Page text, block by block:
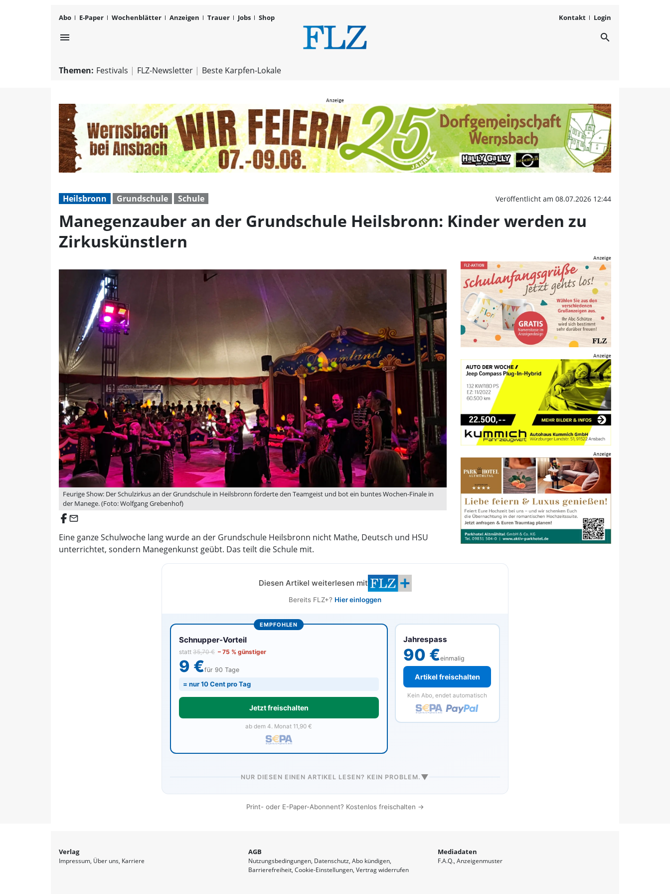
Abo E-Paper Wochenblätter Anzeigen Trauer Jobs Shop Kontakt Login
menu Manegenzauber an der search
Themen: Festivals FLZ-Newsletter Beste Karpfen-Lokale
Heilsbronn Grundschule Schule Veröffentlicht am 08.07.2026 12:44
Manegenzauber an der Grundschule Heilsbronn: Kinder werden zu
Zirkuskünstlern
Feurige Show: Der Schulzirkus an der Grundschule in Heilsbronn förderte den Teamgeist und bot ein buntes Wochen-Finale in
der Manege. (Foto: Wolfgang Grebenhof)
email
Eine ganze Schulwoche lang wurde an der Grundschule Heilsbronn nicht Mathe, Deutsch und HSU
unterrichtet, sondern Manegenkunst geübt. Das teilt die Schule mit.
Diesen Artikel weiterlesen mit
Bereits FLZ+? Hier einloggen
Jahrespass
90 €einmalig
Artikel freischalten
Kein Abo, endet automatisch
EMPFOHLEN
Schnupper-Vorteil
statt 35,70 € – 75 % günstiger
9 €für 90 Tage
= nur 10 Cent pro Tag
Jetzt freischalten
ab dem 4. Monat 11,90 €
NUR DIESEN EINEN ARTIKEL LESEN? KEIN PROBLEM. ▼
Print- oder E-Paper-Abonnent? Kostenlos freischalten →
Verlag
Impressum Über uns Karriere
AGB
Nutzungsbedingungen Datenschutz Abo kündigen
Barrierefreiheit Cookie-Einstellungen Vertrag widerrufen
Mediadaten
F.A.Q. Anzeigenmuster